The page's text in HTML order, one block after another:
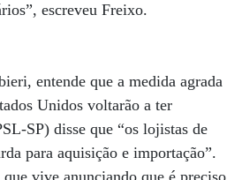
escreveu Freixo.
entende que a medida agrada
Unidos voltarão a ter
SP) disse que “os lojistas de
para aquisição e importação”.
vive anunciando que é preciso